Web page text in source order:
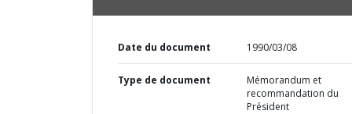
Date du document 1990/03/08
Type de document
Mémorandum et
recommandation du
Président